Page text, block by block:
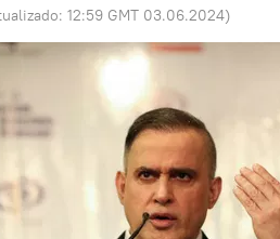
12:59 GMT 03.06.2024)